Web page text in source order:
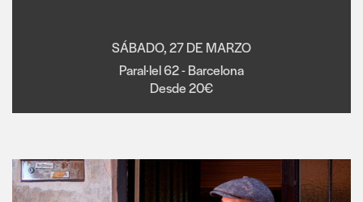
SÁBADO, 27 DE MARZO
Paral·lel 62 - Barcelona
Desde 20€